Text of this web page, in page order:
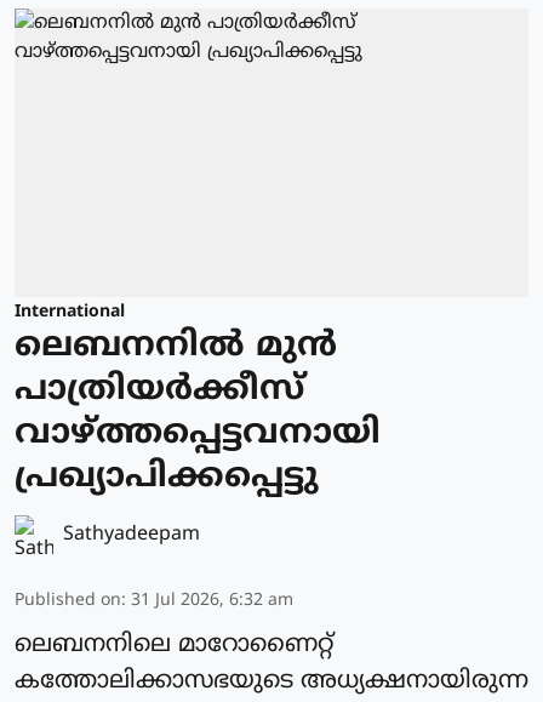
International
ലെബനനില്‍ മുന്‍
പാത്രിയര്‍ക്കീസ്
വാഴ്ത്തപ്പെട്ടവനായി
പ്രഖ്യാപിക്കപ്പെട്ടു
Sathyadeepam
Published on: 31 Jul 2026, 6:32 am
ലെബനനിലെ മാറോണൈറ്റ്
കത്തോലിക്കാസഭയുടെ അധ്യക്ഷനായിരുന്ന